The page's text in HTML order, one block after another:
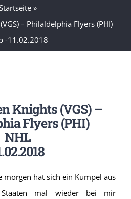
»
– Philaldelphia Flyers (PHI)
-11.02.2018
Knights (VGS) –
Flyers (PHI)
NHL
morgen hat sich ein Kumpel aus
mal wieder bei mir